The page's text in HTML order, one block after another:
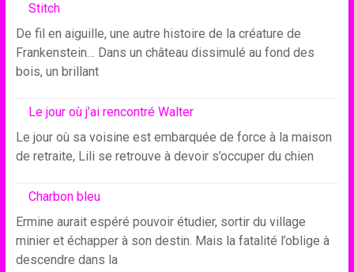
Stitch
De fil en aiguille, une autre histoire de la créature de
Frankenstein… Dans un château dissimulé au fond des
bois, un brillant
Le jour où j’ai rencontré Walter
Le jour où sa voisine est embarquée de force à la maison
de retraite, Lili se retrouve à devoir s’occuper du chien
Charbon bleu
Ermine aurait espéré pouvoir étudier, sortir du village
minier et échapper à son destin. Mais la fatalité l’oblige à
descendre dans la